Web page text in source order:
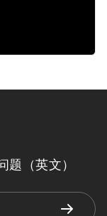
（英文）